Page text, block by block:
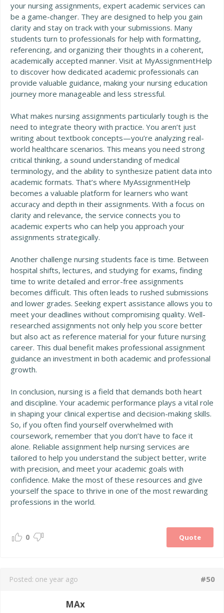
your nursing assignments, expert academic services can
be a game-changer. They are designed to help you gain
clarity and stay on track with your submissions. Many
students turn to professionals for help with formatting,
referencing, and organizing their thoughts in a coherent,
academically accepted manner. Visit at MyAssignmentHelp
to discover how dedicated academic professionals can
provide valuable guidance, making your nursing education
journey more manageable and less stressful.
What makes nursing assignments particularly tough is the
need to integrate theory with practice. You aren’t just
writing about textbook concepts—you’re analyzing real-
world healthcare scenarios. This means you need strong
critical thinking, a sound understanding of medical
terminology, and the ability to synthesize patient data into
academic formats. That’s where MyAssignmentHelp
becomes a valuable platform for learners who want
accuracy and depth in their assignments. With a focus on
clarity and relevance, the service connects you to
academic experts who can help you approach your
assignments strategically.
Another challenge nursing students face is time. Between
hospital shifts, lectures, and studying for exams, finding
time to write detailed and error-free assignments
becomes difficult. This often leads to rushed submissions
and lower grades. Seeking expert assistance allows you to
meet your deadlines without compromising quality. Well-
researched assignments not only help you score better
but also act as reference material for your future nursing
career. This dual benefit makes professional assignment
guidance an investment in both academic and professional
growth.
In conclusion, nursing is a field that demands both heart
and discipline. Your academic performance plays a vital role
in shaping your clinical expertise and decision-making skills.
So, if you often find yourself overwhelmed with
coursework, remember that you don’t have to face it
alone. Reliable assignment help nursing services are
tailored to help you understand the subject better, write
with precision, and meet your academic goals with
confidence. Make the most of these resources and give
yourself the space to thrive in one of the most rewarding
professions in the world.
Quote
0
Posted: one year ago #50
MAx